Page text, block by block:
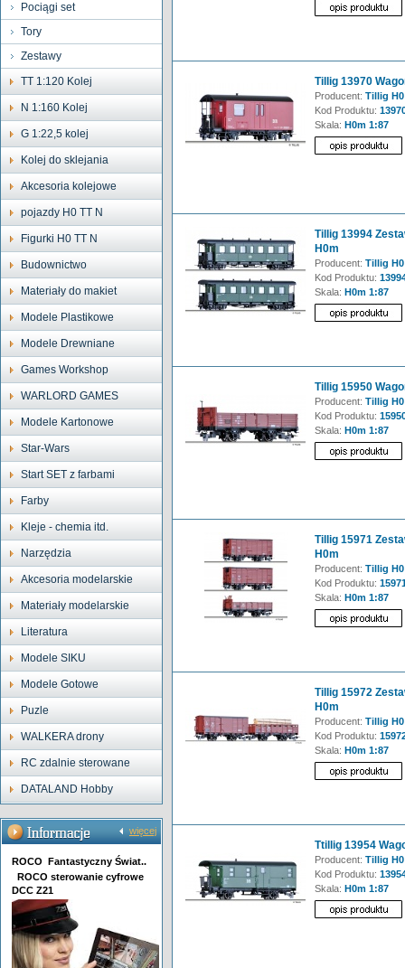
Pociągi set
Tory
Zestawy
TT 1:120 Kolej
N 1:160 Kolej
G 1:22,5 kolej
Kolej do sklejania
Akcesoria kolejowe
pojazdy H0 TT N
Figurki H0 TT N
Budownictwo
Materiały do makiet
Modele Plastikowe
Modele Drewniane
Games Workshop
WARLORD GAMES
Modele Kartonowe
Star-Wars
Start SET z farbami
Farby
Kleje - chemia itd.
Narzędzia
Akcesoria modelarskie
Materiały modelarskie
Literatura
Modele SIKU
Modele Gotowe
Puzle
WALKERA drony
RC zdalnie sterowane
DATALAND Hobby
więcej
ROCO Fantastyczny Świat..
ROCO sterowanie cyfrowe
DCC Z21
Tillig 13970
Producent: Tillig H0
Kod Produktu:
Skala: H0m 1:87
Tillig 13994
H0m
Producent: Tillig H0
Kod Produktu:
Skala: H0m 1:87
Tillig 15950
Producent: Tillig H0
Kod Produktu:
Skala: H0m 1:87
Tillig 15971
H0m
Producent: Tillig H0
Kod Produktu:
Skala: H0m 1:87
Tillig 15972
H0m
Producent: Tillig H0
Kod Produktu:
Skala: H0m 1:87
Ttillig 13954
Producent: Tillig H0
Kod Produktu:
Skala: H0m 1:87